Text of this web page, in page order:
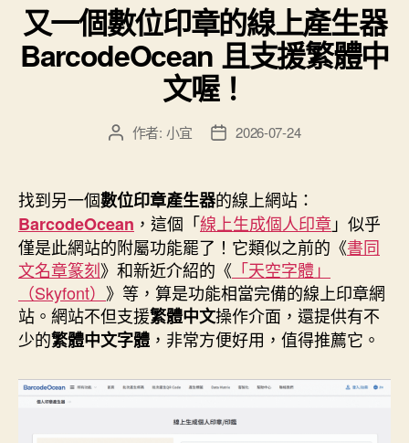
又一個數位印章的線上產生器
BarcodeOcean 且支援繁體中
文喔！
文
者
作者: 小宜
文
佈
日
期
2026-07-24
找到另一個數位印章產生器的線上網站：
BarcodeOcean ，這個「線上生成個人印章 」似乎
僅是此網站的附屬功能罷了！它類似之前的《書同
文名章篆刻》和新近介紹的《 「天空字體」
（Skyfont） 》等，算是功能相當完備的線上印章網
站。網站不但支援繁體中文操作介面，還提供有不
少的繁體中文字體 ，非常方便好用，值得推薦它。